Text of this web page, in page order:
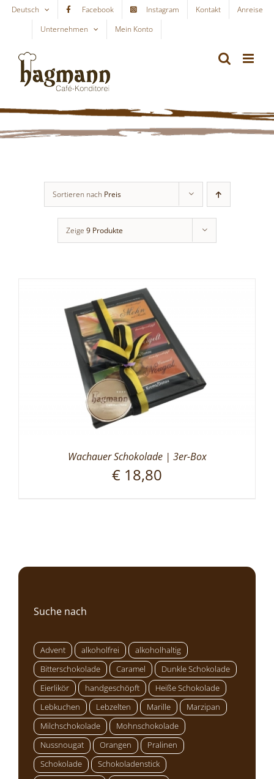
Skip
content
Deutsch Facebook Instagram Kontakt
Anreise
Unternehmen
Mein Konto
Sortieren nach Preis
Zeige 9 Produkte
Wachauer Schokolade | 3er-Box
€ 18,80
Suche nach
Advent alkoholfrei
alkoholhaltig
Bitterschokolade
Caramel
Dunkle Schokolade
Eierlikör
handgeschöpft
Heiße Schokolade
Lebkuchen
Lebzelten Marille
Marzipan
Milchschokolade
Mohnschokolade
Nussnougat
Orangen
Pralinen
Schokolade
Schokoladenstick